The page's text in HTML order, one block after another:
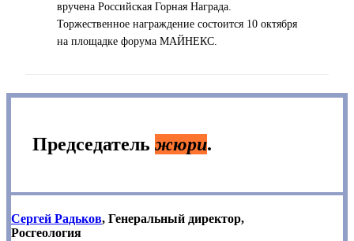
вручена Российская Горная Награда.
Торжественное награждение состоится 10 октября
на площадке форума МАЙНЕКС.
Председатель жюри.
Сергей Радьков, Генеральный директор,
Росгеология